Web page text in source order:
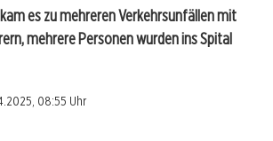
es zu mehreren Verkehrsunfällen mit
mehrere Personen wurden ins Spital
08:55 Uhr